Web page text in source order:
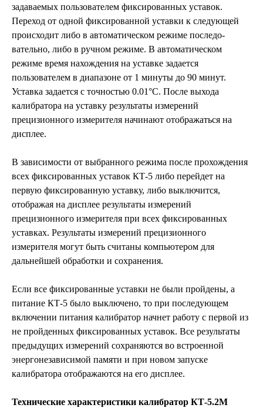
задаваемых пользователем фик­сированных уставок.
Переход от одной фиксированной уставки к следующей
происходит либо в автоматическом режиме по­следо­
вательно, либо в ручном режиме. В автоматическом
режиме время нахождения на уставке зада­ется
пользователем в диапазоне от 1 минуты до 90 минут.
Уставка задается с точностью 0.01°С. После выхода
калибратора на уставку результаты измерений
прецизионного измерителя начинают отображаться на
дисплее.
В зависимости от выбранного режима после прохождения
всех фиксированных уставок КТ-5 либо перейдет на
первую фиксированную уставку, либо выключится,
отображая на дисплее результаты измерений
прецизионного измерителя при всех фиксированных
уставках. Результаты измерений прецизионного
измерителя могут быть считаны компьютером для
дальнейшей обработки и сохранения.
Если все фиксированные уставки не были пройдены, а
питание КТ-5 было выключено, то при последующем
включении питания калибратор начнет работу с первой из
не пройденных фиксированных уставок. Все результаты
предыдущих измерений сохраняются во встроенной
энергонезависимой памяти и при новом запуске
калибратора отображаются на его дисплее.
Технические характеристики калибратор КТ-5.2М